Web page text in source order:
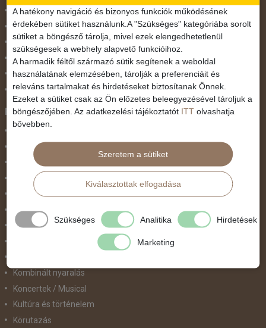
November 1.
Október 23.
Pünkösdi utazás
Szilveszter
Tavaszi szünet
Valentin nap
Programtípus
Belépőjegy
Egyéni út
Egzotikus út
Fesztiválok
Golfút
Gyalogtúra
Kombinált nyaralás
Koncertek / Musical
Kultúra és történelem
Körutazás
A hatékony navigáció és bizonyos funkciók működésének
érdekében sütiket használunk.A "Szükséges" kategóriába sorolt
sütiket a böngésző tárolja, mivel ezek elengedhetetlenül
szükségesek a webhely alapvető funkcióihoz.
A harmadik féltől származó sütik segítenek a weboldal
használatának elemzésében, tárolják a preferenciáit és
releváns tartalmakat és hirdetéseket biztosítanak Önnek.
Ezeket a sütiket csak az Ön előzetes beleegyezésével tároljuk a
böngészőjében. Az adatkezelési tájékoztatót ITT olvashatja
bővebben.
Szeretem a sütiket
Kiválasztottak elfogadása
Szükséges Analitika Hirdetések
Marketing